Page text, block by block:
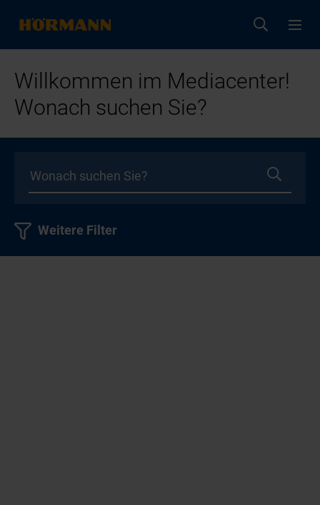
Willkommen im Mediacenter!
Wonach suchen Sie?
Weitere Filter